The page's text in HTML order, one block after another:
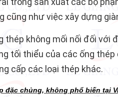
như việc xây dựng
thép không mối nối đối với
tối thiểu của các ống
cấp các loại thép khác.
đặc chủng, không phổ biến tại